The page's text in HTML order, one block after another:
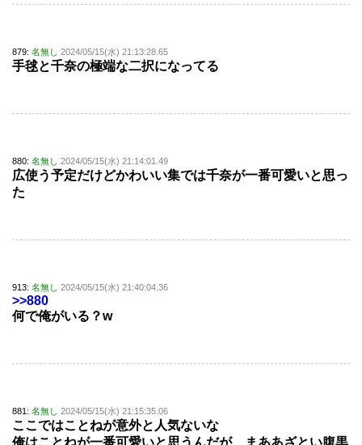
879: 名無し 2024/05/15(水) 21:13:28.65
手毬と千奈の極端な二択になってる
880: 名無し 2024/05/15(水) 21:14:01.49
広使う予定だけどかわいい集では千奈が一番可愛いと思っ
た
913: 名無し 2024/05/15(水) 21:40:04.36
>>880
何で俺がいる？w
881: 名無し 2024/05/15(水) 21:15:35.06
ここではことねが意外と人気ないな
俺はことねが一番可愛いと思うんだが、まああざとい腹黒